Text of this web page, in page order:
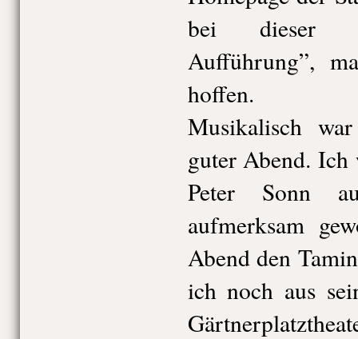
bei dieser
Aufführung”,
hoffen.
Musikalisch
guter Abend. Ich
Peter Sonn
aufmerksam
Abend den
ich noch aus